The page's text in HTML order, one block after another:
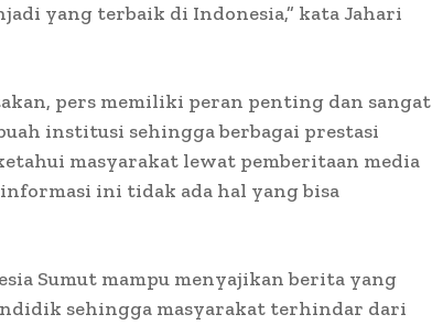
yang terbaik di Indonesia,” kata Jahari
pers memiliki peran penting dan sangat
institusi sehingga berbagai prestasi
masyarakat lewat pemberitaan media
ini tidak ada hal yang bisa
Sumut mampu menyajikan berita yang
sehingga masyarakat terhindar dari